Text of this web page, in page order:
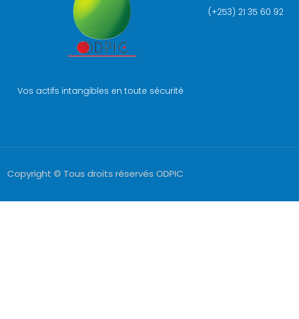
Vos actifs intangibles en toute sécurité
(+253) 21 35 60 92
Copyright © Tous droits réservés ODPIC